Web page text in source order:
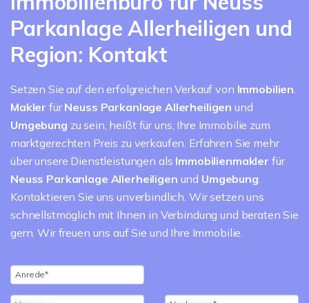
Parkanlage Allerheiligen und
Region: Kontakt
Setzen Sie auf den erfolgreichen Verkauf von Immobilien
Makler fürNeuss Parkanlage Allerheiligen und
Umgebung zu sein, heißt für uns, Ihre Immobilie zum
marktgerechten Preis zu verkaufen. Erfahren Sie mehr
über unsere Dienstleistungen als Immobilienmakler für
Neuss Parkanlage Allerheiligen und Umgebung
Kontaktieren Sie uns unverbindlich. Wir setzen uns
schnellstmöglich mit Ihnen in Verbindung und beraten Sie
gern. Wir freuen uns auf Sie und Ihre Immobilie.